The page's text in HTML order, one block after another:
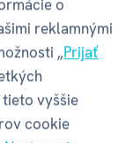
27 mm
o
reklamnými
„Prijať
vyššie
cookie